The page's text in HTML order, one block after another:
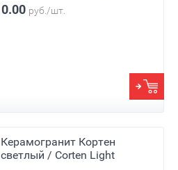
0.00 руб./шт.
Керамогранит Кортен
светлый / Corten Light